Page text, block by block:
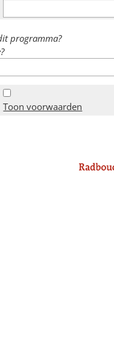
programma?
Toon voorwaarden